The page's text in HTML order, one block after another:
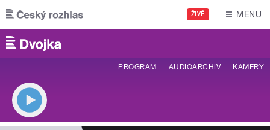
Přejít k hlavnímu obsahu
ŽIVĚ MENU
PROGRAM AUDIOARCHIV KAMERY